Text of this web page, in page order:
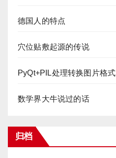
德国人的特点
穴位贴敷起源的传说
PyQt+PIL处理转换图片格式
数学界大牛说过的话
归档